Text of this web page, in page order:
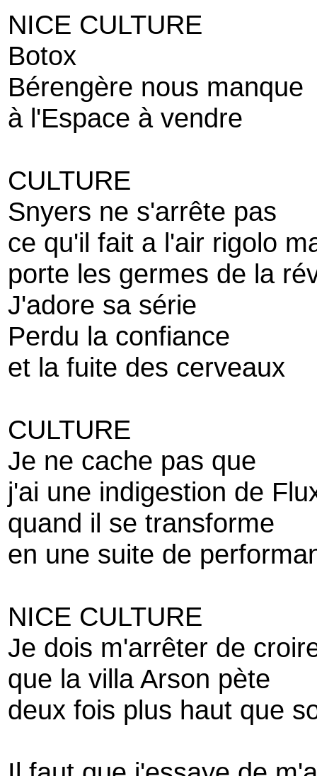
NICE CULTURE
Botox
Bérengère nous manque
à l'Espace à vendre
CULTURE
Snyers ne s'arrête pas
ce qu'il fait a l'air rigolo
porte les germes de la
J'adore sa série
Perdu la confiance
et la fuite des cerveaux
CULTURE
Je ne cache pas que
j'ai une indigestion de
quand il se transforme
en une suite de
NICE CULTURE
Je dois m'arrêter de
que la villa Arson pète
deux fois plus haut que